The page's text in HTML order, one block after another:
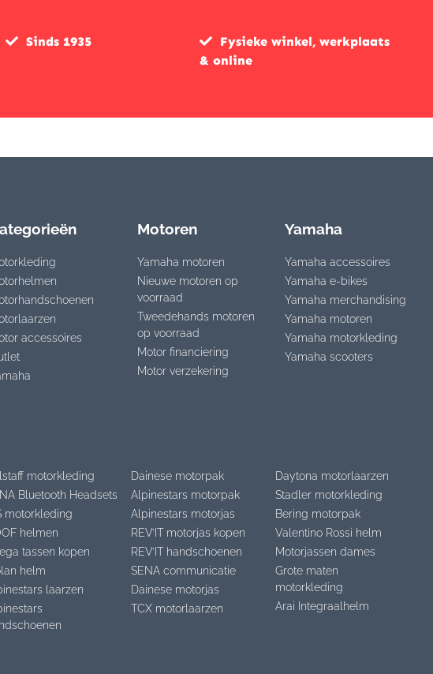
Sinds 1935
Fysieke winkel, werkplaats
& online
accessoires
Motoren
Yamaha motoren
Nieuwe motoren op
voorraad
Tweedehands motoren
op voorraad
Motor financiering
Motor verzekering
Yamaha
Yamaha accessoires
Yamaha e-bikes
Yamaha merchandising
Yamaha motoren
Yamaha motorkleding
Yamaha scooters
motorkleding
Bluetooth Headsets
motorkleding
helmen
tassen kopen
helm
laarzen
Dainese motorpak
Alpinestars motorpak
Alpinestars motorjas
REV’IT motorjas kopen
REV’IT handschoenen
SENA communicatie
Dainese motorjas
TCX motorlaarzen
Daytona motorlaarzen
Stadler motorkleding
Bering motorpak
Valentino Rossi helm
Motorjassen dames
Grote maten
motorkleding
Arai Integraalhelm